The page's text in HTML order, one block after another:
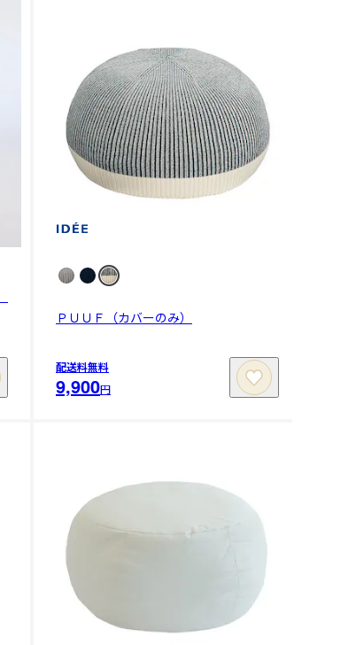
ＰＵＵＦ（カバーのみ）
配送料無料
9,900円